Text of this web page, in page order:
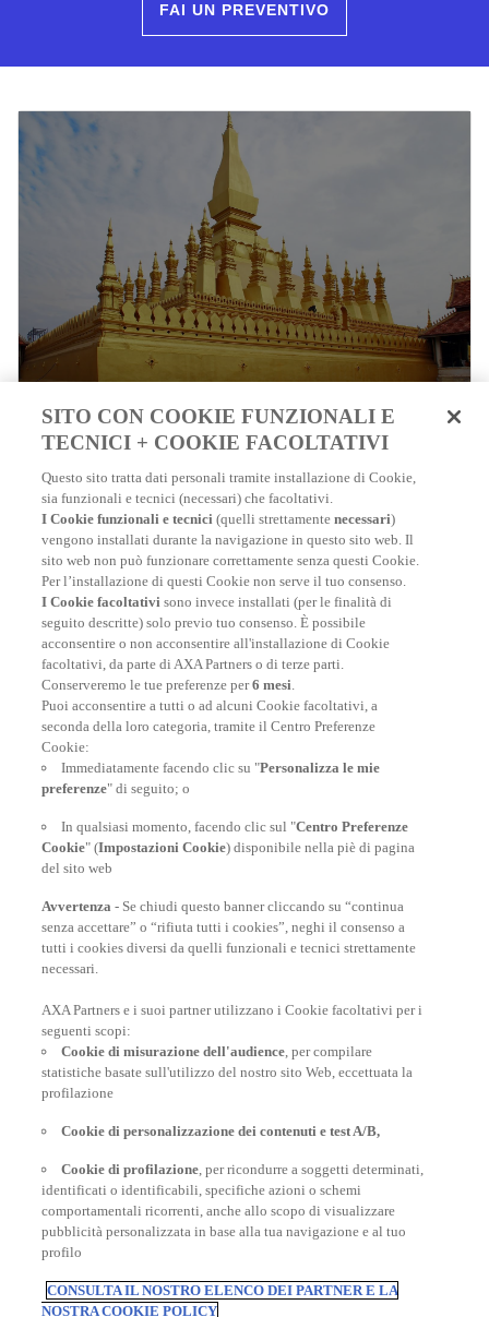
FAI UN PREVENTIVO
LE NOSTRE POLIZZE
Assicurazione viaggio Sri Lanka
UN’ASSICURAZIONE PER VIAGGIARE IN SRI LANKA È
FORTEMENTE CONSIGLIATA
Assicurazione viaggio Sri Lanka
Assicurazione viaggio Bali
assicurazione viaggio Bali
POLIZZE VIAGGIO
INFORMAZIONI UTILI
SITO CON COOKIE FUNZIONALI E
TECNICI + COOKIE FACOLTATIVI
Questo sito tratta dati personali tramite installazione di Cookie,
sia funzionali e tecnici (necessari) che facoltativi.
I Cookie funzionali e tecnici (quelli strettamentenecessari)
vengono installati durante la navigazione in questo sito web. Il
sito web non può funzionare correttamente senza questi Cookie.
Per l’installazione di questi Cookie non serve il tuo consenso.
I Cookie facoltativi sono invece installati (per le finalità di
seguito descritte) solo previo tuo consenso. È possibile
acconsentire o non acconsentire all'installazione di Cookie
facoltativi, da parte di AXA Partners o di terze parti.
Conserveremo le tue preferenze per6 mesi.
Puoi acconsentire a tutti o ad alcuni Cookie facoltativi, a
seconda della loro categoria, tramite il Centro Preferenze
Cookie:
Immediatamente facendo clic su "Personalizza le mie
preferenze" di seguito; o
In qualsiasi momento, facendo clic sul "Centro Preferenze
Cookie" (Impostazioni Cookie) disponibile nella piè di pagina
del sito web
Avvertenza - Se chiudi questo banner cliccando su “continua
senza accettare” o “rifiuta tutti i cookies”, neghi il consenso a
tutti i cookies diversi da quelli funzionali e tecnici strettamente
necessari.
AXA Partners e i suoi partner utilizzano i Cookie facoltativi per i
seguenti scopi:
Cookie di misurazione dell'audience, per compilare
statistiche basate sull'utilizzo del nostro sito Web, eccettuata la
profilazione
Cookie di personalizzazione dei contenuti e test A/B,
Cookie di profilazione, per ricondurre a soggetti determinati,
identificati o identificabili, specifiche azioni o schemi
comportamentali ricorrenti, anche allo scopo di visualizzare
pubblicità personalizzata in base alla tua navigazione e al tuo
profilo
CONSULTA IL NOSTRO ELENCO DEI PARTNER E LA
NOSTRA COOKIE POLICY